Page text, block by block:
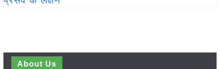
About Us